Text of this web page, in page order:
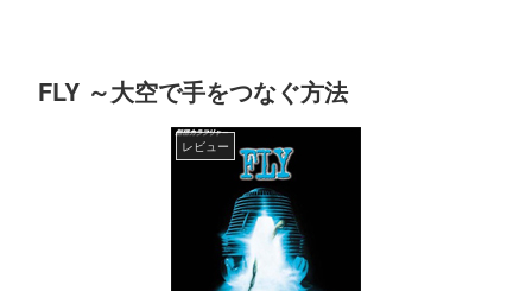
FLY ～大空で手をつなぐ方法
レビュー